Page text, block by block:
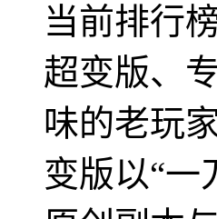
当前排行
超变版、
味的老玩
变版以“一